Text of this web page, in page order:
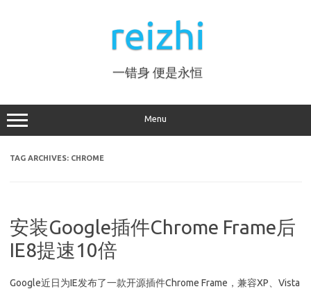
reizhi
一错身 便是永恒
Menu
TAG ARCHIVES: CHROME
安装Google插件Chrome Frame后
IE8提速10倍
Google近日为IE发布了一款开源插件Chrome Frame，兼容XP、Vista